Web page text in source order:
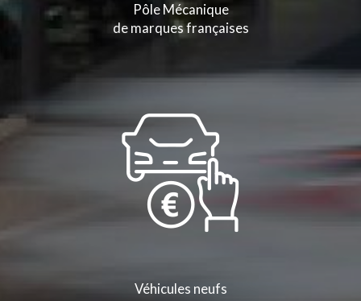
Pôle Mécanique
de marques françaises
Véhicules neufs